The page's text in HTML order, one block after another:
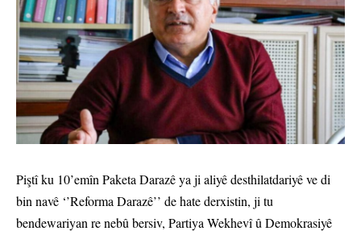
Piştî ku 10’emîn Paketa Darazê ya ji aliyê desthilatdariyê ve di
bin navê ‘’Reforma Darazê’’ de hate derxistin, ji tu
bendewariyan re nebû bersiv, Partiya Wekhevî û Demokrasiyê